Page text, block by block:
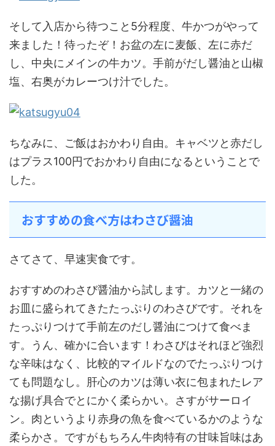
そして入店から待つこと5分程度、牛かつがやって
来ました！待ったぞ！お盆の左に麦飯、左に赤だ
し、中央にメインの牛カツ。手前がだし醤油と山椒
塩、右奥がカレーつけ汁でした。
ちなみに、ご飯はおかわり自由。キャベツと赤だし
はプラス100円でおかわり自由になるということで
した。
おすすめの食べ方はわさび醤油
さてさて、早速実食です。
おすすめのわさび醤油から試します。カツと一緒の
お皿に盛られてきたたっぷりのわさびです。それを
たっぷりつけて手前左のだし醤油につけて食べま
す。うん、確かに合います！わさびはそれほど強烈
な辛味はなく、比較的マイルドなのでたっぷりつけ
ても問題なし。肝心のカツは薄い衣に包まれたレア
な揚げ具合でとにかく柔らかい。さすがサーロイ
ン。肉というより赤身の魚を食べているかのような
柔らかさ。ですがもちろん牛肉特有の甘味旨味はあ